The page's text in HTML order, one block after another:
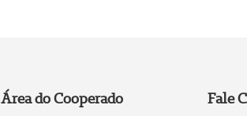
Área do Cooperado Fale